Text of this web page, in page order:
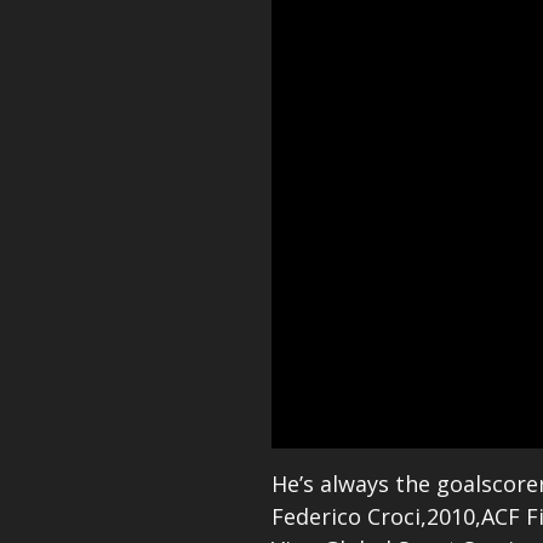
He’s always the
Federico Croci,2010,ACF